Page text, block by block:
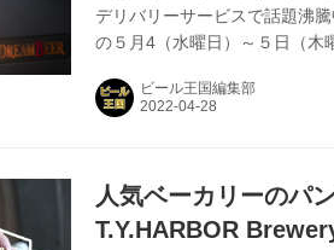
デリバリーサービスで話題沸
の５月4（水曜日）～５日（木
をなんと2,500円（税込）で飲
FESTIVAL 2022」を開催する
ビール王国編集部
人気ベーカリーのパ
T.Y.HARBOR